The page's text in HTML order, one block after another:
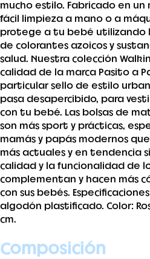
mucho estilo. Fabricado en
fácil limpieza a mano o a
protege a tu bebé utilizando
de colorantes azoicos y
salud. Nuestra colección
calidad de la marca Pasito a
particular sello de estilo
pasa desapercibido, para
con tu bebé. Las bolsas de
son más sport y prácticas,
mamás y papás modernos
más actuales y en tendencia
calidad y la funcionalidad de
complementan y hacen más
con sus bebés.
algodón plastificado. Color:
cm.
Composición